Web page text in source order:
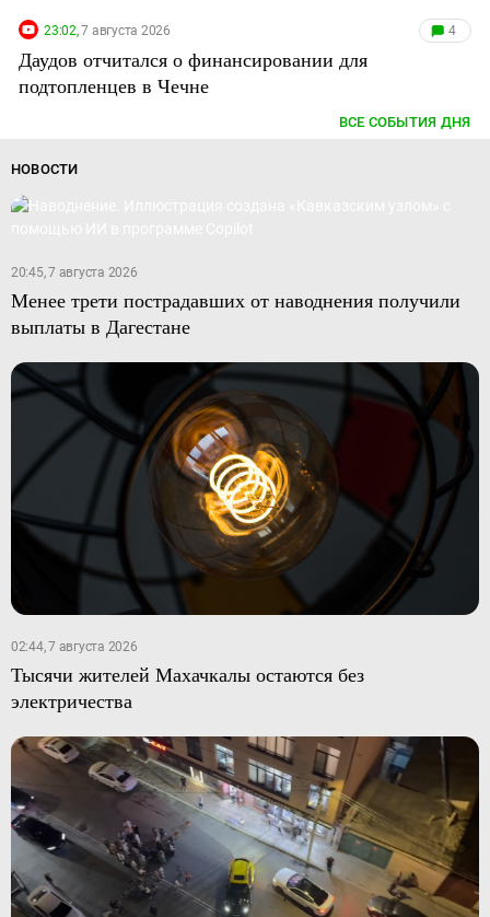
23:02,7 августа 2026 4
Даудов отчитался о финансировании для
подтопленцев в Чечне
ВСЕ СОБЫТИЯ ДНЯ
НОВОСТИ
20:45, 7 августа 2026
Менее трети пострадавших от наводнения получили
выплаты в Дагестане
02:44, 7 августа 2026
Тысячи жителей Махачкалы остаются без
электричества